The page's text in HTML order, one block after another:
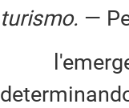
turismo. —